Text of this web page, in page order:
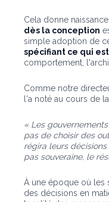
Cela donne
dès la conception
simple adoption de
spécifiant ce qui
comportement,
Comme notre
l'a noté au cours de
« Les
pas de choisir des
régira leurs
pas souveraine, le
À une époque où les
des décisions en